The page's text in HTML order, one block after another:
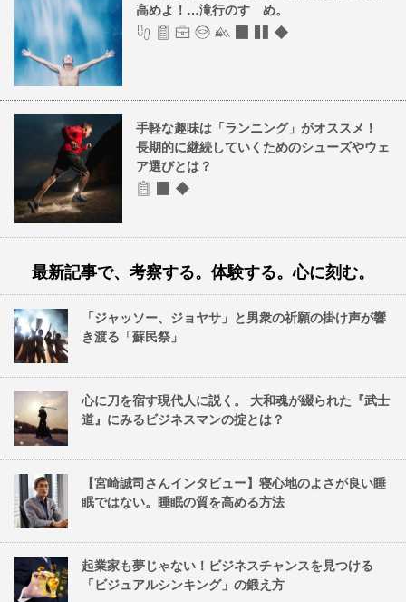
高めよ！…滝行のすゝめ。
手軽な趣味は「ランニング」がオススメ！
長期的に継続していくためのシューズやウェ
ア選びとは？
最新記事で、考察する。体験する。心に刻む。
「ジャッソー、ジョヤサ」と男衆の祈願の掛け声が響
き渡る「蘇民祭」
心に刀を宿す現代人に説く。 大和魂が綴られた『武士
道』にみるビジネスマンの掟とは？
【宮崎誠司さんインタビュー】寝心地のよさが良い睡
眠ではない。睡眠の質を高める方法
起業家も夢じゃない！ビジネスチャンスを見つける
「ビジュアルシンキング」の鍛え方